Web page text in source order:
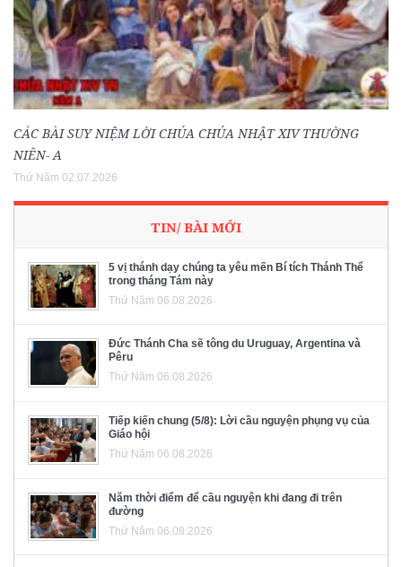
CÁC BÀI SUY NIỆM LỜI CHÚA CHÚA NHẬT XIV THƯỜNG
NIÊN- A
Thứ Năm 02.07.2026
TIN/ BÀI MỚI
5 vị thánh dạy chúng ta yêu mến Bí tích Thánh Thể
trong tháng Tám này
Thứ Năm 06.08.2026
Đức Thánh Cha sẽ tông du Uruguay, Argentina và
Pêru
Thứ Năm 06.08.2026
Tiếp kiến chung (5/8): Lời cầu nguyện phụng vụ của
Giáo hội
Thứ Năm 06.08.2026
Năm thời điểm để cầu nguyện khi đang đi trên
đường
Thứ Năm 06.08.2026